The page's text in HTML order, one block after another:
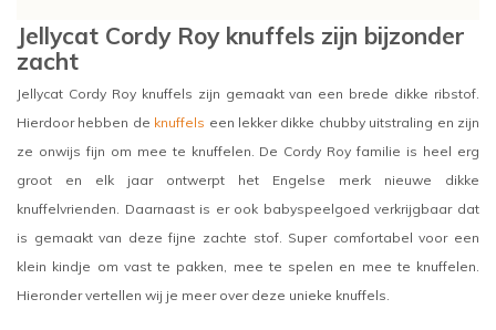
Jellycat Cordy Roy knuffels zijn bijzonder
zacht
Jellycat Cordy Roy knuffels zijn gemaakt van een brede dikke ribstof.
Hierdoor hebben de knuffels een lekker dikke chubby uitstraling en zijn
ze onwijs fijn om mee te knuffelen. De Cordy Roy familie is heel erg
groot en elk jaar ontwerpt het Engelse merk nieuwe dikke
knuffelvrienden. Daarnaast is er ook babyspeelgoed verkrijgbaar dat
is gemaakt van deze fijne zachte stof. Super comfortabel voor een
klein kindje om vast te pakken, mee te spelen en mee te knuffelen.
Hieronder vertellen wij je meer over deze unieke knuffels.